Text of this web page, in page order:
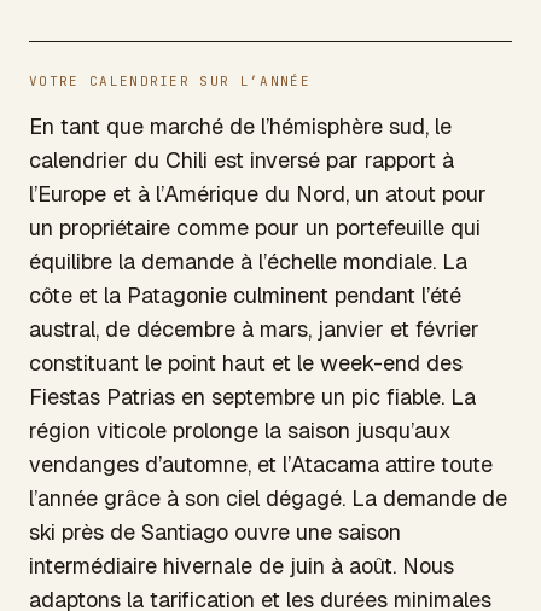
VOTRE CALENDRIER SUR L’ANNÉE
En tant que marché de l’hémisphère sud, le
calendrier du Chili est inversé par rapport à
l’Europe et à l’Amérique du Nord, un atout pour
un propriétaire comme pour un portefeuille qui
équilibre la demande à l’échelle mondiale. La
côte et la Patagonie culminent pendant l’été
austral, de décembre à mars, janvier et février
constituant le point haut et le week-end des
Fiestas Patrias en septembre un pic fiable. La
région viticole prolonge la saison jusqu’aux
vendanges d’automne, et l’Atacama attire toute
l’année grâce à son ciel dégagé. La demande de
ski près de Santiago ouvre une saison
intermédiaire hivernale de juin à août. Nous
adaptons la tarification et les durées minimales